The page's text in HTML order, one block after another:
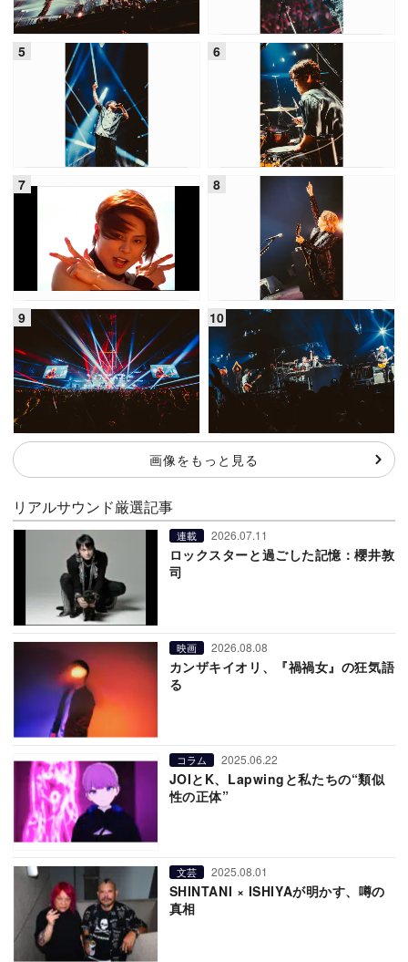
画像をもっと見る
リアルサウンド厳選記事
連載 2026.07.11
ロックスターと過ごした記憶：櫻井敦
司
映画 2026.08.08
カンザキイオリ、『禍禍女』の狂気語
る
コラム 2025.06.22
JOIとK、Lapwingと私たちの“類似
性の正体”
文芸 2025.08.01
SHINTANI × ISHIYAが明かす、噂の
真相